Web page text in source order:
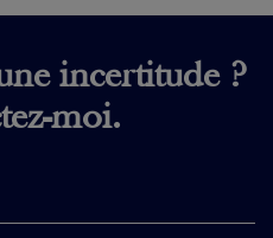
incertitude ?
moi.